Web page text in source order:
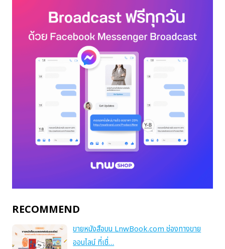
RECOMMEND
ขายหนังสือบน LnwBook.com ช่องทางขาย
ออนไลน์ ที่เชื่…